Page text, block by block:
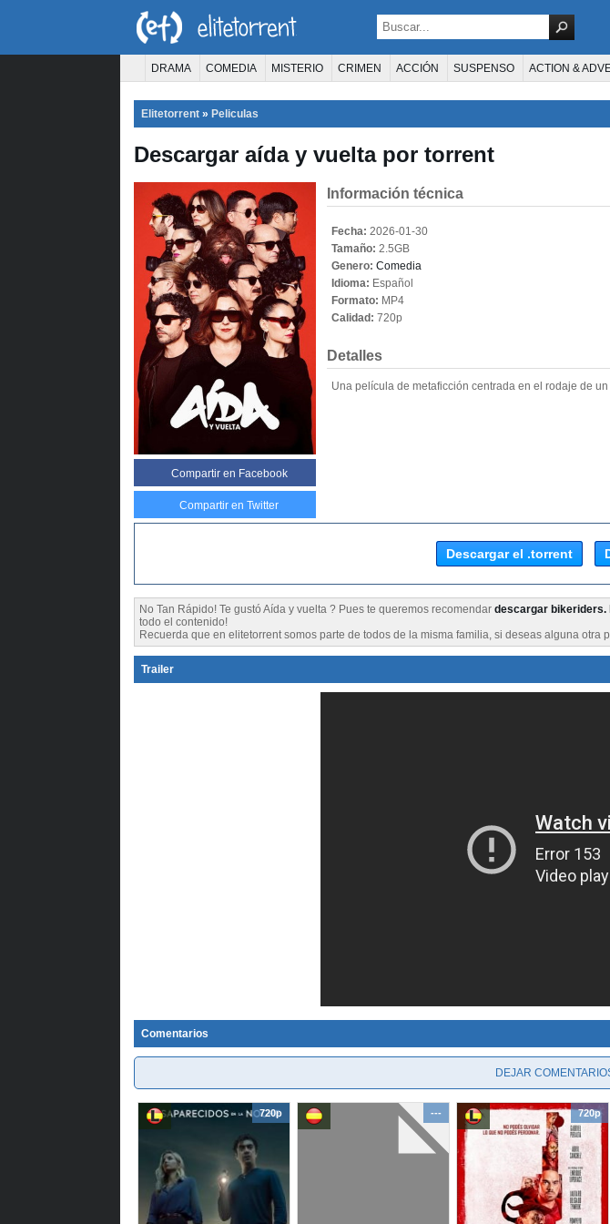
DRAMA COMEDIA MISTERIO CRIMEN ACCIÓN SUSPENSO ACTION &
Elitetorrent » Peliculas
Descargar aída y vuelta por torrent
Compartir en Facebook
Compartir en Twitter
Información técnica
Fecha: 2026-01-30
Tamaño: 2.5GB
Genero: Comedia
Idioma: Español
Formato: MP4
Calidad: 720p
Detalles
Una película de metaficción centrada en el rodaje de
Descargar el .torrent
No Tan Rápido! Te gustó Aída y vuelta ? Pues te queremos recomendar descargar bikeriders.
todo el contenido!
Recuerda que en elitetorrent somos parte de todos de la misma familia, si deseas alguna
Trailer
Comentarios
DEJAR
720p --- 720p